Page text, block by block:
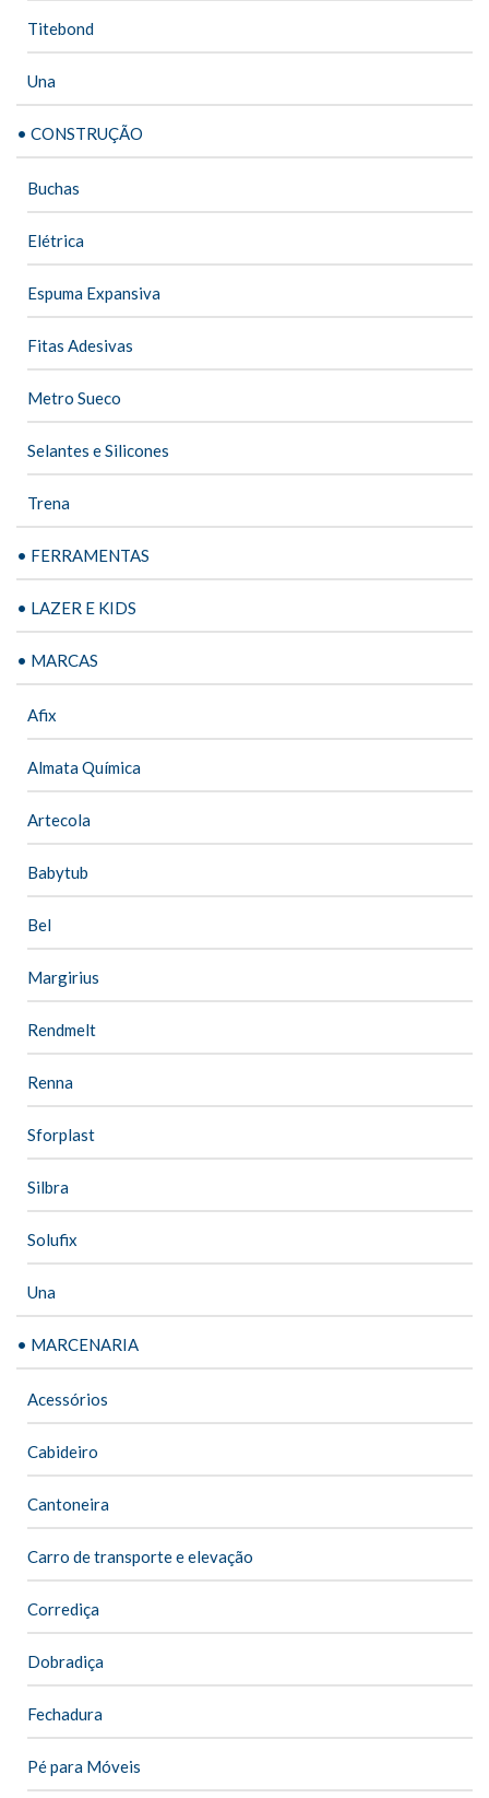
Titebond
Una
• CONSTRUÇÃO
Buchas
Elétrica
Espuma Expansiva
Fitas Adesivas
Metro Sueco
Selantes e Silicones
Trena
• FERRAMENTAS
• LAZER E KIDS
• MARCAS
Afix
Almata Química
Artecola
Babytub
Bel
Margirius
Rendmelt
Renna
Sforplast
Silbra
Solufix
Una
• MARCENARIA
Acessórios
Cabideiro
Cantoneira
Carro de transporte e elevação
Corrediça
Dobradiça
Fechadura
Pé para Móveis